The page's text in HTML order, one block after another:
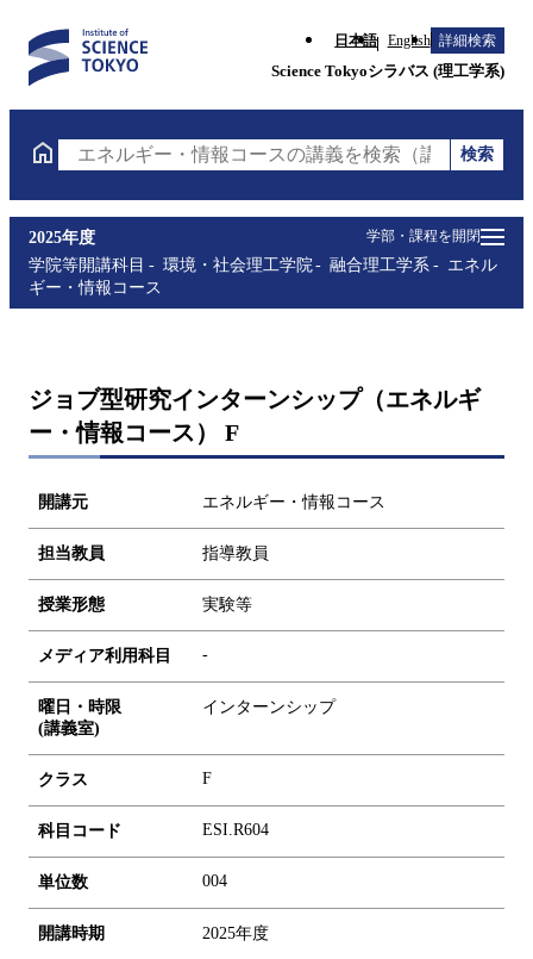
日本語 English 詳細検索
Science Tokyoシラバス (理工学系)
エネルギー・情報コースの講義を検索（講義名・科
検索
学部・課程を開閉
2025年度
学院等開講科目
環境・社会理工学院 融合理工学系
エネル
ギー・情報コース
ジョブ型研究インターンシップ（エネルギ
ー・情報コース） F
開講元 エネルギー・情報コース
担当教員 指導教員
授業形態 実験等
メディア利用科目 -
曜日・時限
(講義室)
インターンシップ
クラス F
科目コード ESI.R604
単位数 004
開講時期 2025年度